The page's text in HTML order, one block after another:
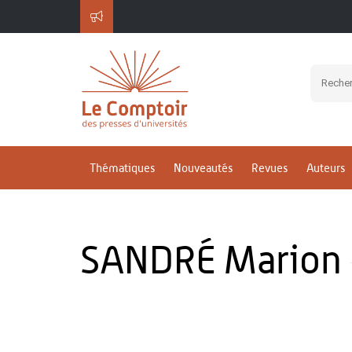
Thématiques Nouveautés Revues Auteurs
SANDRÉ Marion